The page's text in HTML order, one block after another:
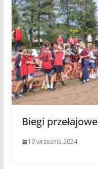
Biegi przełajowe
19 września 2024